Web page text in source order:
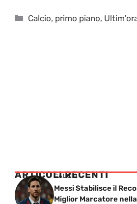
Categorie
Calcio, primo piano,
ARTICOLI RECENTI
CALCIO
Messi Stabilisce il
Miglior Marcatore nella